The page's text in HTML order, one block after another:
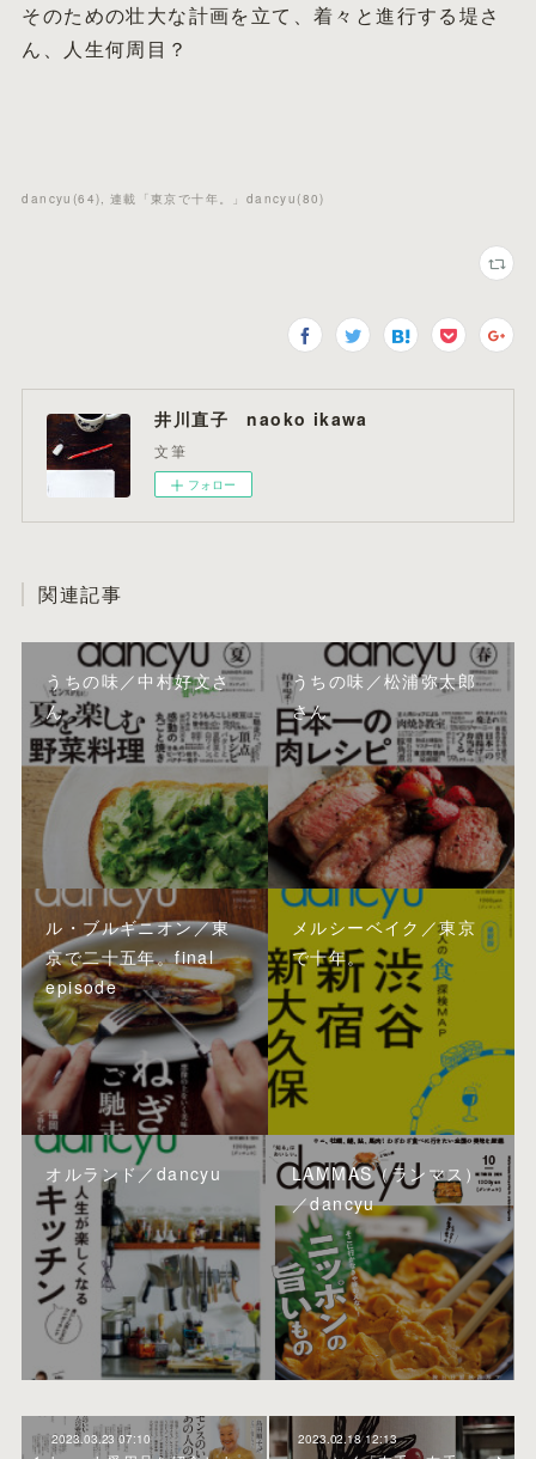
そのための壮大な計画を立て、着々と進行する堤さ
ん、人生何周目？
dancyu (64) 連載「東京で十年。」dancyu (80)
井川直子 naoko ikawa
文筆
フォロー
関連記事
うちの味／中村好文さ
ん
うちの味／松浦弥太郎
さん
ル・ブルギニオン／東
京で二十五年。final
episode
メルシーベイク／東京
で十年。
オルランド／dancyu
LAMMAS（ランマス）
／dancyu
2023.03.23 07:10 2023.02.18 12:13